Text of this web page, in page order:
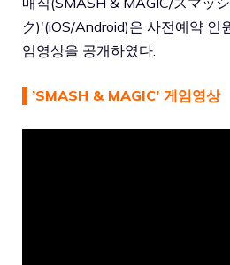
ク)'(iOS/Android)은 사전예약 인
임영상을 공개하였다.
▌’SMASH & MAGIC’ 게임영상